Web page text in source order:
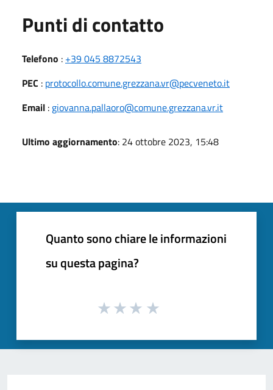
Punti di contatto
Telefono : +39 045 8872543
PEC : protocollo.comune.grezzana.vr@pecveneto.it
Email : giovanna.pallaoro@comune.grezzana.vr.it
Ultimo aggiornamento: 24 ottobre 2023, 15:48
Quanto sono chiare le informazioni
su questa pagina?